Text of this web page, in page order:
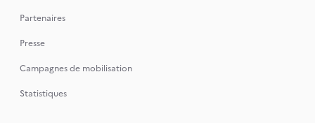
Partenaires
Presse
Campagnes de mobilisation
Statistiques